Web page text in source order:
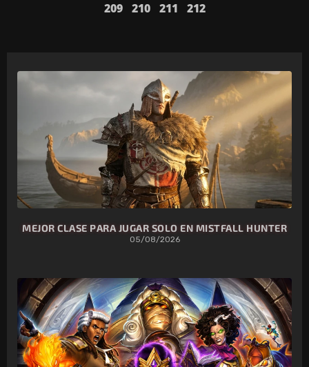
209 210 211 212
MEJOR CLASE PARA JUGAR SOLO EN MISTFALL HUNTER
05/08/2026